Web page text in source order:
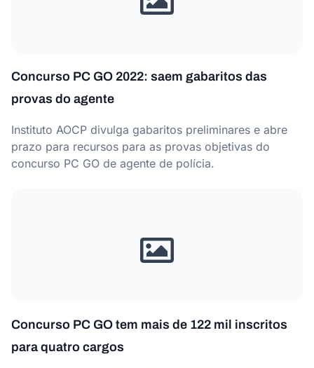
Concurso PC GO 2022: saem gabaritos das
provas do agente
Instituto AOCP divulga gabaritos preliminares e abre
prazo para recursos para as provas objetivas do
concurso PC GO de agente de polícia.
Concurso PC GO tem mais de 122 mil inscritos
para quatro cargos